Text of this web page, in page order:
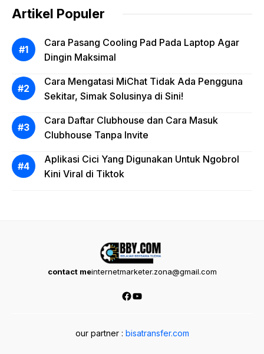
Artikel Populer
Cara Pasang Cooling Pad Pada Laptop Agar
Dingin Maksimal
Cara Mengatasi MiChat Tidak Ada Pengguna
Sekitar, Simak Solusinya di Sini!
Cara Daftar Clubhouse dan Cara Masuk
Clubhouse Tanpa Invite
Aplikasi Cici Yang Digunakan Untuk Ngobrol
Kini Viral di Tiktok
contact meinternetmarketer.zona@gmail.com
Facebook
YouTube
our partner : bisatransfer.com